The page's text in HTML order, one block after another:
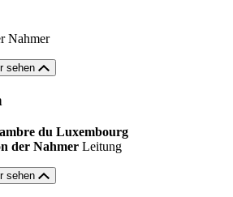
Nahmer
sehen
du Luxembourg
der Nahmer Leitung
sehen